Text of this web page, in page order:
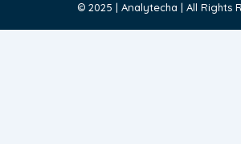
© 2025 | Analytecha | All Rights